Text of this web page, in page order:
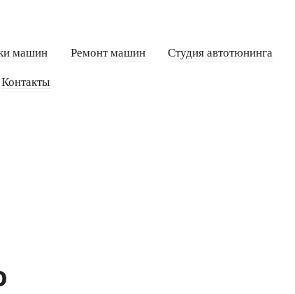
машин Ремонт машин Студия автотюнинга
Контакты